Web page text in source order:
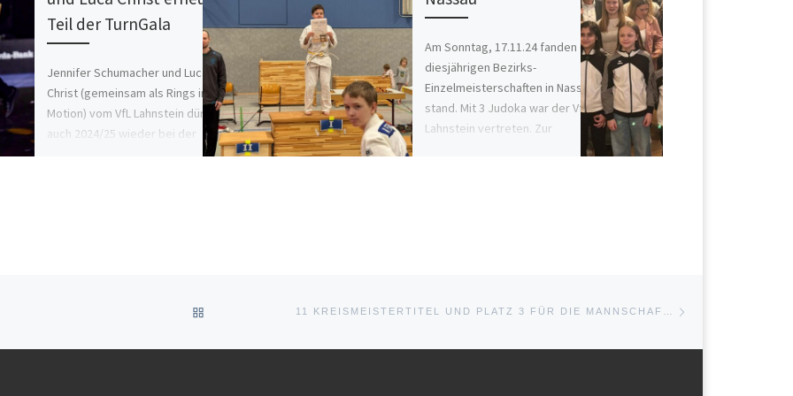
Teil der TurnGala
Jennifer Schumacher und Luca
Christ (gemeinsam als Rings in
Motion) vom VfL Lahnstein dürfen
auch 2024/25 wieder bei der
TurnGala @turngala_deutschland a
Am Sonntag, 17.11.24 fanden die
diesjährigen Bezirks-
Einzelmeisterschaften in Nassau
stand. Mit 3 Judoka war der VfL
Lahnstein vertreten. Zur
ZURÜCK ZUR BEITRAGSLISTE